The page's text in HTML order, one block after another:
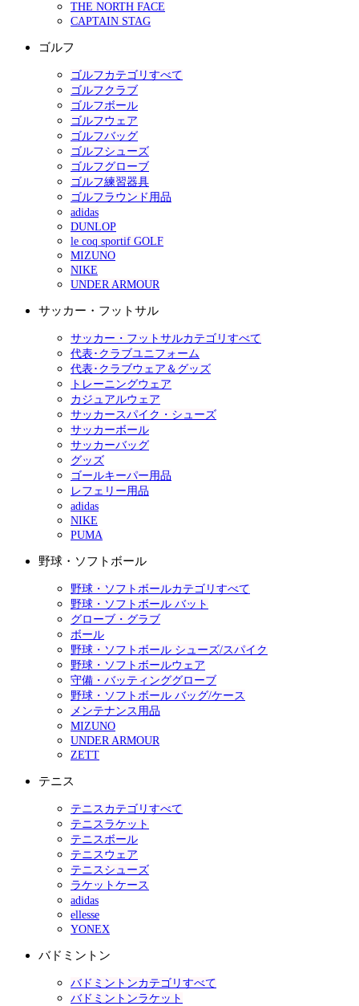
THE NORTH FACE
CAPTAIN STAG
ゴルフ
ゴルフカテゴリすべて
ゴルフクラブ
ゴルフボール
ゴルフウェア
ゴルフバッグ
ゴルフシューズ
ゴルフグローブ
ゴルフ練習器具
ゴルフラウンド用品
adidas
DUNLOP
le coq sportif GOLF
MIZUNO
NIKE
UNDER ARMOUR
サッカー・フットサル
サッカー・フットサルカテゴリすべて
代表･クラブユニフォーム
代表･クラブウェア＆グッズ
トレーニングウェア
カジュアルウェア
サッカースパイク・シューズ
サッカーボール
サッカーバッグ
グッズ
ゴールキーパー用品
レフェリー用品
adidas
NIKE
PUMA
野球・ソフトボール
野球・ソフトボールカテゴリすべて
野球・ソフトボール バット
グローブ・グラブ
ボール
野球・ソフトボール シューズ/スパイク
野球・ソフトボールウェア
守備・バッティンググローブ
野球・ソフトボール バッグ/ケース
メンテナンス用品
MIZUNO
UNDER ARMOUR
ZETT
テニス
テニスカテゴリすべて
テニスラケット
テニスボール
テニスウェア
テニスシューズ
ラケットケース
adidas
ellesse
YONEX
バドミントン
バドミントンカテゴリすべて
バドミントンラケット